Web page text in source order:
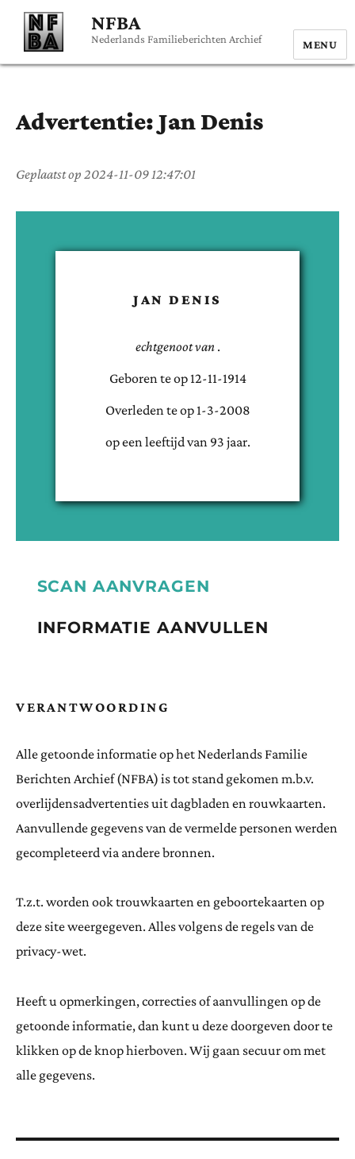
NFBA
Nederlands Familieberichten Archief MENU
Advertentie: Jan Denis
Geplaatst op 2024-11-09 12:47:01
JAN DENIS
echtgenoot van .
Geboren teop 12-11-1914
Overleden teop 1-3-2008
op een leeftijd van 93 jaar.
SCAN AANVRAGEN
INFORMATIE AANVULLEN
VERANTWOORDING
Alle getoonde informatie op het Nederlands Familie
Berichten Archief (NFBA) is tot stand gekomen m.b.v.
overlijdensadvertenties uit dagbladen en rouwkaarten.
Aanvullende gegevens van de vermelde personen werden
gecompleteerd via andere bronnen.
T.z.t. worden ook trouwkaarten en geboortekaarten op
deze site weergegeven. Alles volgens de regels van de
privacy-wet.
Heeft u opmerkingen, correcties of aanvullingen op de
getoonde informatie, dan kunt u deze doorgeven door te
klikken op de knop hierboven. Wij gaan secuur om met
alle gegevens.